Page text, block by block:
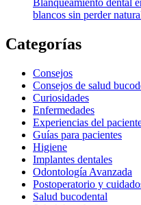
blancos sin perder
Categorías
Consejos
Consejos de salud
Curiosidades
Enfermedades
Experiencias del
Guías para pacientes
Higiene
Implantes dentales
Odontología Avanzada
Postoperatorio y
Salud bucodental